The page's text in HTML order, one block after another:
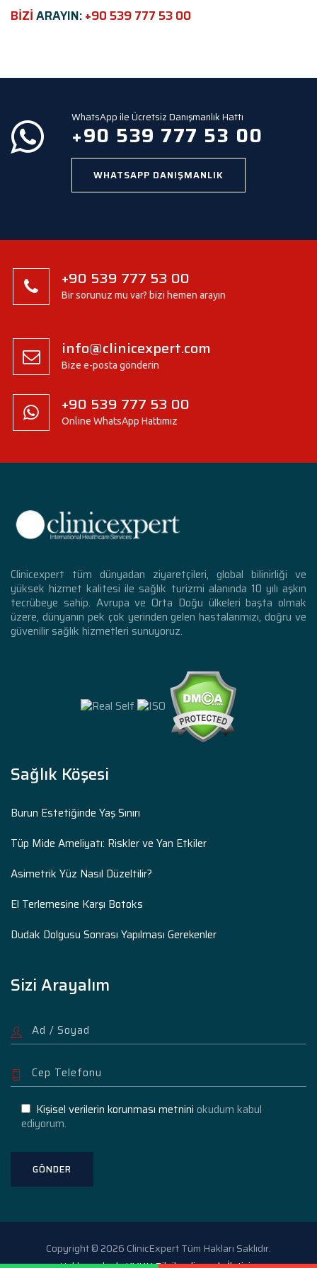
e
l
p
BİZİARAYIN:+90 539 777 53 00
WhatsApp ile Ücretsiz Danışmanlık Hattı
+90 539 777 53 00
WHATSAPP DANIŞMANLIK
+90 539 777 53 00
Bir sorunuz mu var? bizi hemen arayın
info@clinicexpert.com
Bize e-posta gönderin
+90 539 777 53 00
Online WhatsApp Hattımız
Clinicexpert tüm dünyadan ziyaretçileri, global bilinirliği ve
yüksek hizmet kalitesi ile sağlık turizmi alanında 10 yılı aşkın
tecrübeye sahip. Avrupa ve Orta Doğu ülkeleri başta olmak
üzere, dünyanın pek çok yerinden gelen hastalarımızı, doğru ve
güvenilir sağlık hizmetleri sunuyoruz.
Sağlık Köşesi
Burun Estetiğinde Yaş Sınırı
Tüp Mide Ameliyatı: Riskler ve Yan Etkiler
Asimetrik Yüz Nasıl Düzeltilir?
El Terlemesine Karşı Botoks
Dudak Dolgusu Sonrası Yapılması Gerekenler
Sizi Arayalım
Kişisel verilerin korunması metnini okudum kabul
ediyorum.
Copyright © 2026 ClinicExpert Tüm Hakları Saklıdır.